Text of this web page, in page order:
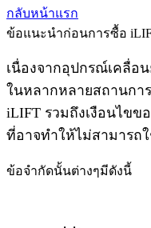
กลับหน้าแรก
ข้อแนะนำก่อนการซื้อ
เนื่องจากอุปกรณ์เคลื่อ
ในหลากหลายสถานกา
iLIFT รวมถึงเงือนไขข
ที่อาจทำให้ไม่สามารถ
ข้อจำกัดนั้นต่างๆมีดังนี้